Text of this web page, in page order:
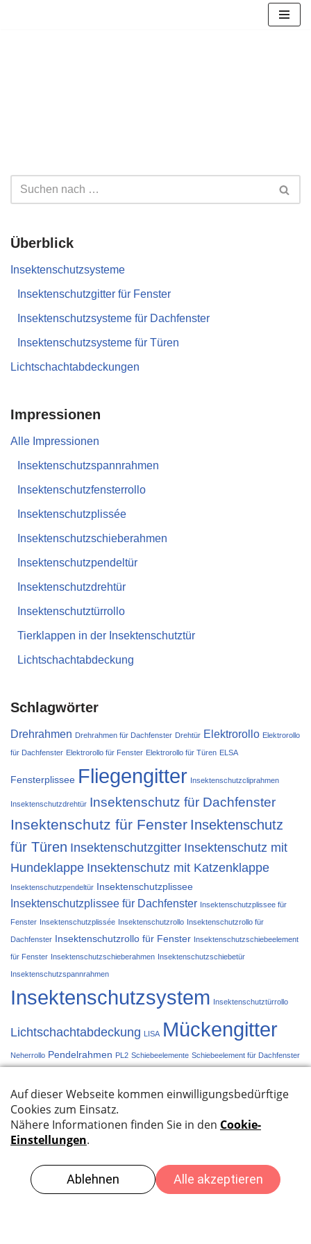
Überblick
Insektenschutzsysteme
Insektenschutzgitter für Fenster
Insektenschutzsysteme für Dachfenster
Insektenschutzsysteme für Türen
Lichtschachtabdeckungen
Impressionen
Alle Impressionen
Insektenschutzspannrahmen
Insektenschutzfensterrollo
Insektenschutzplissée
Insektenschutzschieberahmen
Insektenschutzpendeltür
Insektenschutzdrehtür
Insektenschutztürrollo
Tierklappen in der Insektenschutztür
Lichtschachtabdeckung
Schlagwörter
Drehrahmen Drehrahmen für Dachfenster Drehtür Elektrorollo Elektrorollo
für Dachfenster Elektrorollo für Fenster Elektrorollo für Türen ELSA
Fensterplissee Fliegengitter Insektenschutzcliprahmen
Insektenschutzdrehtür Insektenschutz für Dachfenster
Insektenschutz für Fenster Insektenschutz
für Türen Insektenschutzgitter Insektenschutz mit
Hundeklappe Insektenschutz mit Katzenklappe
Insektenschutzpendeltür Insektenschutzplissee
Insektenschutzplissee für Dachfenster Insektenschutzplissee für
Fenster Insektenschutzplissée Insektenschutzrollo Insektenschutzrollo für
Dachfenster Insektenschutzrollo für Fenster Insektenschutzschiebeelement
für Fenster Insektenschutzschieberahmen Insektenschutzschiebetür
Insektenschutzspannrahmen
Insektenschutzsystem Insektenschutztürrollo
Lichtschachtabdeckung LISA Mückengitter
Neherrollo Pendelrahmen PL2 Schiebeelemente Schiebeelement für Dachfenster
Systeme im Überblick
Impressum
© {current_year} by Martin Kurmann -Kurmann